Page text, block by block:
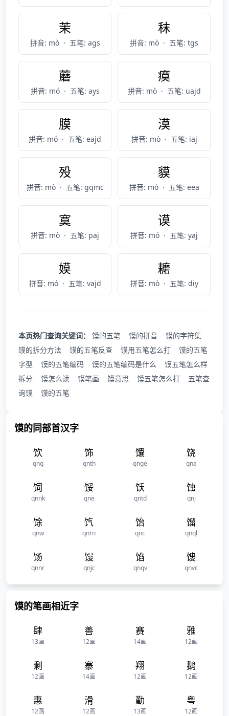
茉
拼音: mò · 五笔: ags
秣
拼音: mò · 五笔: tgs
蘑
拼音: mó · 五笔: ays
瘼
拼音: mò · 五笔: uajd
膜
拼音: mó · 五笔: eajd
漠
拼音: mò · 五笔: iaj
殁
拼音: mò · 五笔: gqmc
貘
拼音: mò · 五笔: eea
寞
拼音: mò · 五笔: paj
谟
拼音: mó · 五笔: yaj
嫫
拼音: mó · 五笔: vajd
耱
拼音: mò · 五笔: diy
本页热门查询关键词： 馍的五笔 馍的拼音
馍的字符集
馍的拆分方法
馍的五笔反查 馍用五笔怎么打
馍的五笔
字型
馍的五笔编码 馍的五笔编码是什么
馍五笔怎么样
拆分
馍怎么读 馍笔画 馍意思 馍五笔怎么打
五笔查
询馍
馍的五笔
馍的同部首汉字
饮
qnq
饰
qnth
馕
qnge
饶
qna
饲
qnnk
馁
qne
饫
qntd
蚀
qnj
馀
qnw
饩
qnrn
饴
qnc
馏
qnql
饧
qnnr
馒
qnjc
馅
qnqv
馊
qnvc
馍的笔画相近字
肆
13画
善
12画
赛
14画
雅
12画
剩
12画
寨
14画
翔
12画
鹅
12画
惠
12画
滑
12画
勤
13画
粤
12画